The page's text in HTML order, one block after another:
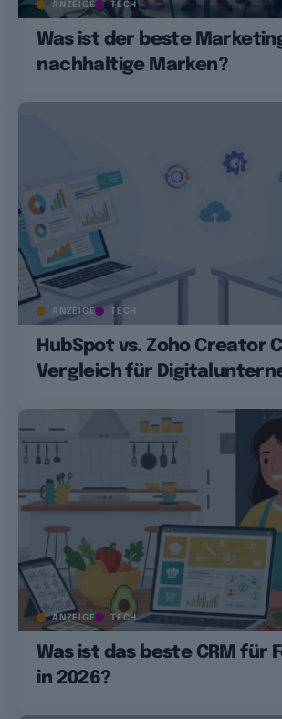
ANZEIGE TECH
Was ist der beste
nachhaltige Marken?
ANZEIGE TECH
HubSpot vs. Zoho Creator
Vergleich für
ANZEIGE TECH
Was ist das beste CRM für
in 2026?